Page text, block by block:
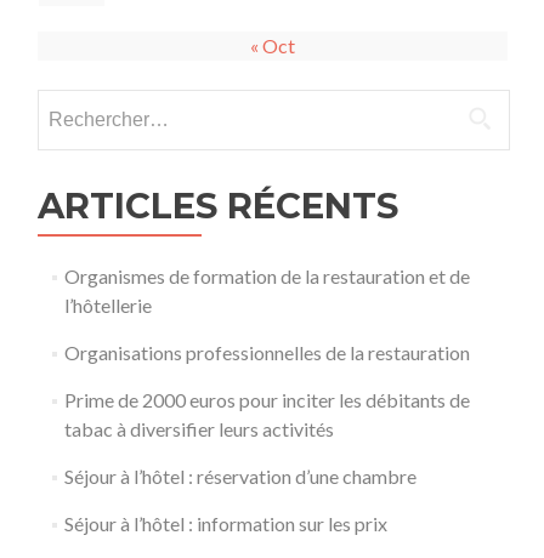
« Oct
ARTICLES RÉCENTS
Organismes de formation de la restauration et de
l’hôtellerie
Organisations professionnelles de la restauration
Prime de 2000 euros pour inciter les débitants de
tabac à diversifier leurs activités
Séjour à l’hôtel : réservation d’une chambre
Séjour à l’hôtel : information sur les prix